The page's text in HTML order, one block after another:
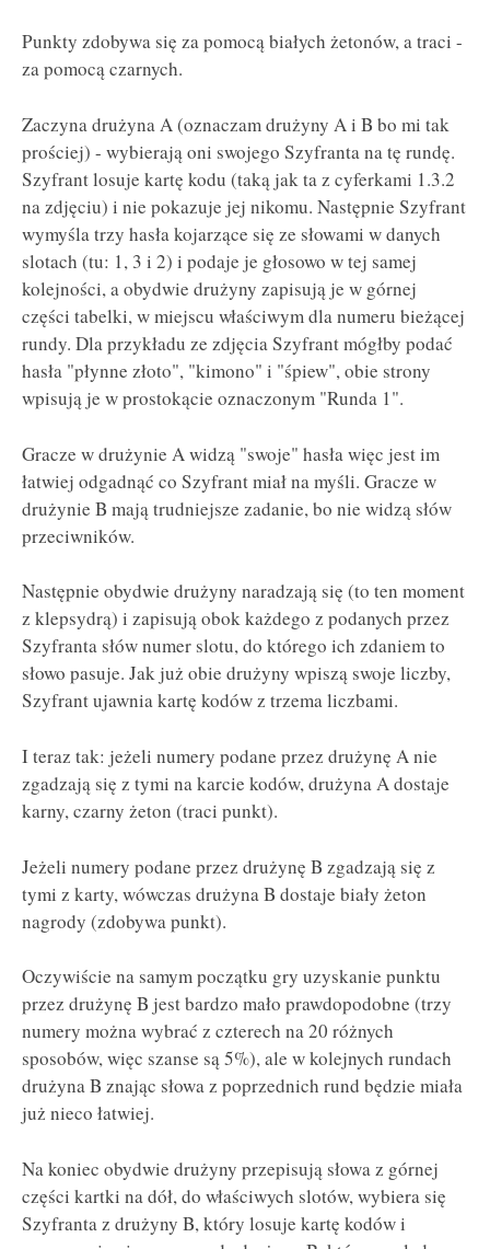
Punkty zdobywa się za pomocą białych żetonów, a traci -
za pomocą czarnych.
Zaczyna drużyna A (oznaczam drużyny A i B bo mi tak
prościej) - wybierają oni swojego Szyfranta na tę rundę.
Szyfrant losuje kartę kodu (taką jak ta z cyferkami 1.3.2
na zdjęciu) i nie pokazuje jej nikomu. Następnie Szyfrant
wymyśla trzy hasła kojarzące się ze słowami w danych
slotach (tu: 1, 3 i 2) i podaje je głosowo w tej samej
kolejności, a obydwie drużyny zapisują je w górnej
części tabelki, w miejscu właściwym dla numeru bieżącej
rundy. Dla przykładu ze zdjęcia Szyfrant mógłby podać
hasła "płynne złoto", "kimono" i "śpiew", obie strony
wpisują je w prostokącie oznaczonym "Runda 1".
Gracze w drużynie A widzą "swoje" hasła więc jest im
łatwiej odgadnąć co Szyfrant miał na myśli. Gracze w
drużynie B mają trudniejsze zadanie, bo nie widzą słów
przeciwników.
Następnie obydwie drużyny naradzają się (to ten moment
z klepsydrą) i zapisują obok każdego z podanych przez
Szyfranta słów numer slotu, do którego ich zdaniem to
słowo pasuje. Jak już obie drużyny wpiszą swoje liczby,
Szyfrant ujawnia kartę kodów z trzema liczbami.
I teraz tak: jeżeli numery podane przez drużynę A nie
zgadzają się z tymi na karcie kodów, drużyna A dostaje
karny, czarny żeton (traci punkt).
Jeżeli numery podane przez drużynę B zgadzają się z
tymi z karty, wówczas drużyna B dostaje biały żeton
nagrody (zdobywa punkt).
Oczywiście na samym początku gry uzyskanie punktu
przez drużynę B jest bardzo mało prawdopodobne (trzy
numery można wybrać z czterech na 20 różnych
sposobów, więc szanse są 5%), ale w kolejnych rundach
drużyna B znając słowa z poprzednich rund będzie miała
już nieco łatwiej.
Na koniec obydwie drużyny przepisują słowa z górnej
części kartki na dół, do właściwych slotów, wybiera się
Szyfranta z drużyny B, który losuje kartę kodów i